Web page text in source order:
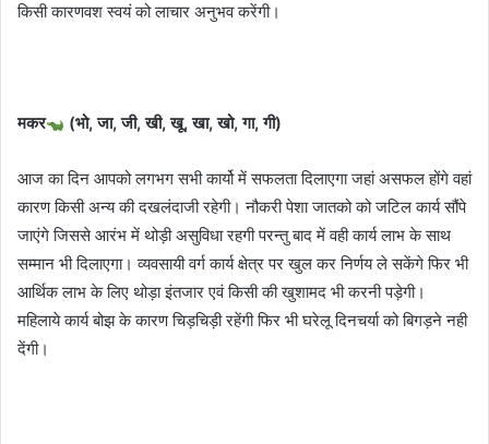
किसी कारणवश स्वयं को लाचार अनुभव करेंगी।
मकर (भो, जा, जी, खी, खू, खा, खो, गा, गी)
आज का दिन आपको लगभग सभी कार्यो में सफलता दिलाएगा जहां असफल होंगे वहां
कारण किसी अन्य की दखलंदाजी रहेगी। नौकरी पेशा जातको को जटिल कार्य सौंपे
जाएंगे जिससे आरंभ में थोड़ी असुविधा रहगी परन्तु बाद में वही कार्य लाभ के साथ
सम्मान भी दिलाएगा। व्यवसायी वर्ग कार्य क्षेत्र पर खुल कर निर्णय ले सकेंगे फिर भी
आर्थिक लाभ के लिए थोड़ा इंतजार एवं किसी की खुशामद भी करनी पड़ेगी।
महिलाये कार्य बोझ के कारण चिड़चिड़ी रहेंगी फिर भी घरेलू दिनचर्या को बिगड़ने नही
देंगी।